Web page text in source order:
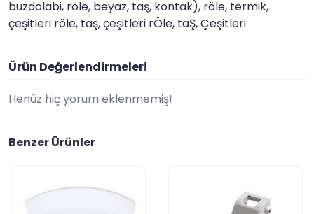
buzdolabi, röle, beyaz, taş, kontak), röle, termik,
çeşitleri röle, taş, çeşitleri rÖle, taŞ, Çeşitleri
Ürün Değerlendirmeleri
Henüz hiç yorum eklenmemiş!
Benzer Ürünler